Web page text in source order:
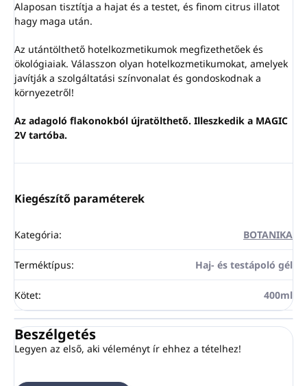
Alaposan tisztítja a hajat és a testet, és finom citrus illatot
hagy maga után.
Az utántölthető hotelkozmetikumok megfizethetőek és
ökológiaiak. Válasszon olyan hotelkozmetikumokat, amelyek
javítják a szolgáltatási színvonalat és gondoskodnak a
környezetről!
Az adagoló flakonokból újratölthető. Illeszkedik a MAGIC
2V tartóba.
Kiegészítő paraméterek
Kategória: BOTANIKA
Terméktípus: Haj- és testápoló gél
Kötet: 400ml
Beszélgetés
Legyen az első, aki véleményt ír ehhez a tételhez!